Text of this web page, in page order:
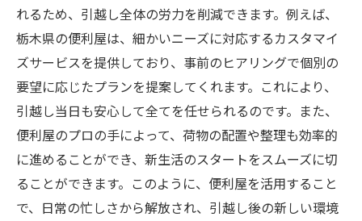
れるため、引越し全体の労力を削減できます。例えば、
栃木県の便利屋は、細かいニーズに対応するカスタマイ
ズサービスを提供しており、事前のヒアリングで個別の
要望に応じたプランを提案してくれます。これにより、
引越し当日も安心して全てを任せられるのです。また、
便利屋のプロの手によって、荷物の配置や整理も効率的
に進めることができ、新生活のスタートをスムーズに切
ることができます。このように、便利屋を活用すること
で、日常の忙しさから解放され、引越し後の新しい環境